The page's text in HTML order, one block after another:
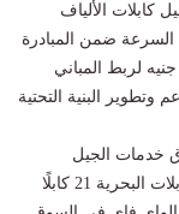
كابلات الألياف
فائق السرعة ضمن المبادرة
كما تم تخصيص 8 مليارات جنيه لربط المباني
وتطوير البنية التحتية
خدمات الجيل
الخامس نحو 675 مليون دولار، كما بلغ إجمالي الكابلات البحرية 21 كابلًا